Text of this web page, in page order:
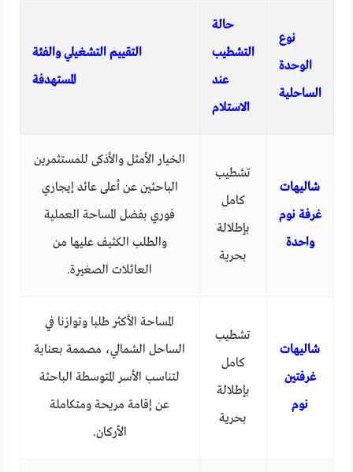
نوع
الوحدة
الساحلية
حالة
التشطيب
عند
الاستلام
التقييم التشغيلي والفئة
المستهدفة
شاليهات
غرفة نوم
واحدة
تشطيب
كامل
بإطلالة
بحرية
الخيار الأمثل والأذكى للمستثمرين
الباحثين عن أعلى عائد إيجاري
فوري بفضل المساحة العملية
والطلب الكثيف عليها من
العائلات الصغيرة.
شاليهات
غرفتين
نوم
تشطيب
كامل
بإطلالة
بحرية
المساحة الأكثر طلبا وتوازنا في
الساحل الشمالي، مصممة بعناية
لتناسب الأسر المتوسطة الباحثة
عن إقامة مريحة ومتكاملة
الأركان.